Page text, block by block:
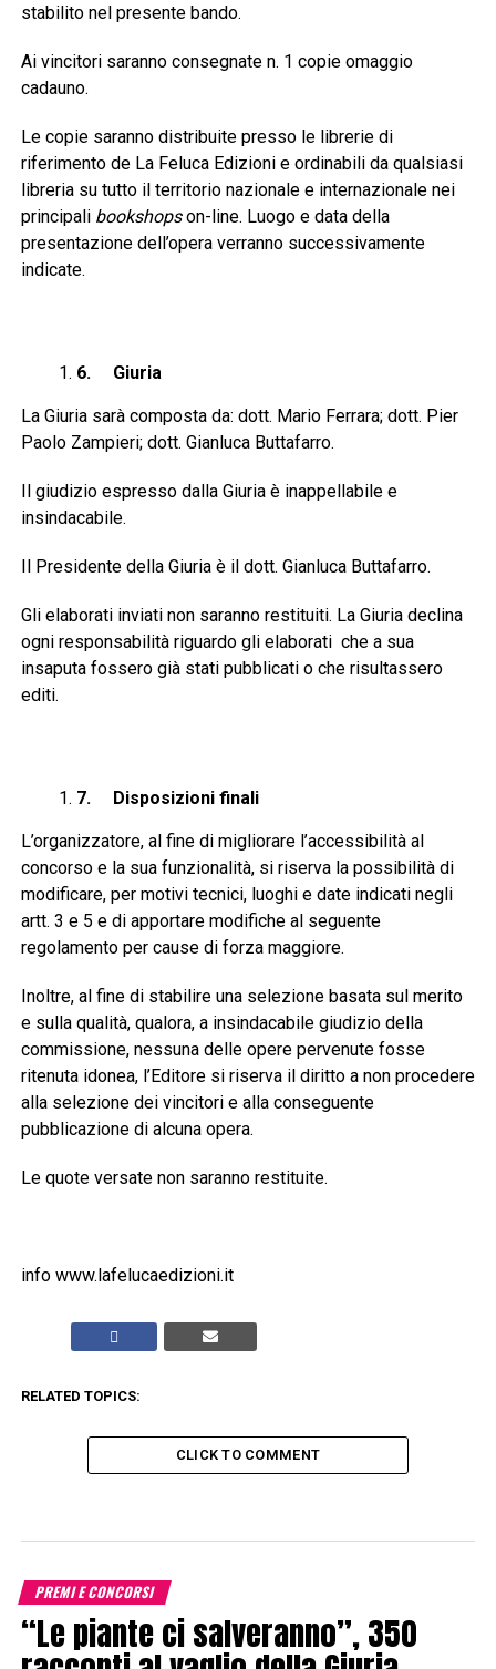
stabilito nel presente bando.
Ai vincitori saranno consegnate n. 1 copie omaggio
cadauno.
Le copie saranno distribuite presso le librerie di
riferimento de La Feluca Edizioni e ordinabili da qualsiasi
libreria su tutto il territorio nazionale e internazionale nei
principali bookshopson-line. Luogo e data della
presentazione dell’opera verranno successivamente
indicate.
6. Giuria
La Giuria sarà composta da: dott. Mario Ferrara; dott. Pier
Paolo Zampieri; dott. Gianluca Buttafarro.
Il giudizio espresso dalla Giuria è inappellabile e
insindacabile.
Il Presidente della Giuria è il dott. Gianluca Buttafarro.
Gli elaborati inviati non saranno restituiti. La Giuria declina
ogni responsabilità riguardo gli elaborati che a sua
insaputa fossero già stati pubblicati o che risultassero
editi.
7. Disposizioni finali
L’organizzatore, al fine di migliorare l’accessibilità al
concorso e la sua funzionalità, si riserva la possibilità di
modificare, per motivi tecnici, luoghi e date indicati negli
artt. 3 e 5 e di apportare modifiche al seguente
regolamento per cause di forza maggiore.
Inoltre, al fine di stabilire una selezione basata sul merito
e sulla qualità, qualora, a insindacabile giudizio della
commissione, nessuna delle opere pervenute fosse
ritenuta idonea, l’Editore si riserva il diritto a non procedere
alla selezione dei vincitori e alla conseguente
pubblicazione di alcuna opera.
Le quote versate non saranno restituite.
info www.lafelucaedizioni.it
RELATED TOPICS:
CLICK TO COMMENT
PREMI E CONCORSI
“Le piante ci salveranno”, 350